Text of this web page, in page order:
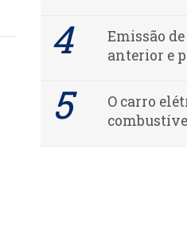
Emissão
anterior e
O carro